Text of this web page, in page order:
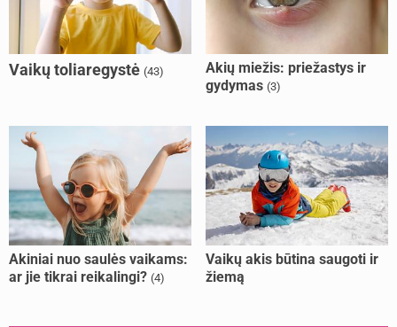
Vaikų toliaregystė (43)
Akių miežis: priežastys ir
gydymas (3)
Akiniai nuo saulės vaikams:
ar jie tikrai reikalingi? (4)
Vaikų akis būtina saugoti ir
žiemą